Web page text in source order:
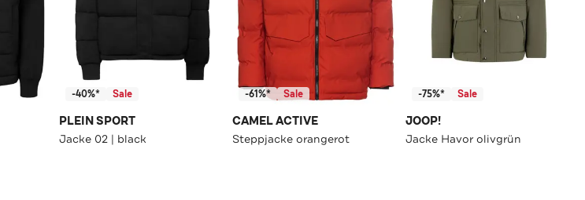
-40%* Sale
PLEIN SPORT
Jacke 02 | black
-61%* Sale
CAMEL ACTIVE
Steppjacke orangerot
-75%* Sale
JOOP!
Jacke Havor olivgrün